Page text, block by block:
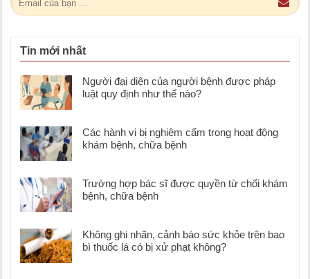
Tin mới nhất
Người đại diện của người bệnh được pháp
luật quy định như thế nào?
Các hành vi bị nghiêm cấm trong hoạt động
khám bệnh, chữa bệnh
Trường hợp bác sĩ được quyền từ chối khám
bệnh, chữa bệnh
Không ghi nhãn, cảnh báo sức khỏe trên bao
bì thuốc lá có bị xử phạt không?